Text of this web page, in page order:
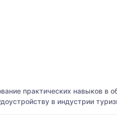
практических навыков в
в индустрии